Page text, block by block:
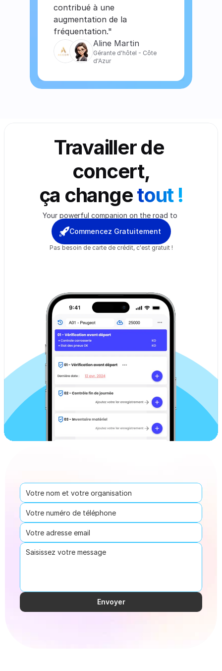
contribué à une
augmentation de la
fréquentation."
Aline Martin
Gérante d'hôtel - Côte
d'Azur
Travailler de
concert,
ça change tout !
Your powerful companion on the road to
financial success! Explore personal budget.
Commencez Gratuitement
Pas besoin de carte de crédit, c'est gratuit !
Envoyer